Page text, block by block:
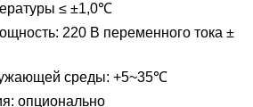
≤ ±1,0℃
220 В переменного тока ±
среды: +5~35℃
опционально